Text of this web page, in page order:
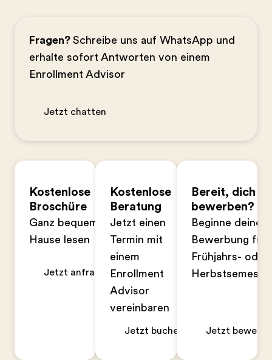
Fragen? Schreibe uns auf WhatsApp und
erhalte sofort Antworten von einem
Enrollment Advisor
Jetzt chatten
Kostenlose
Broschüre
Ganz bequem zu
Hause lesen
Jetzt anfragen
Kostenlose
Beratung
Jetzt einen
Termin mit
einem
Enrollment
Advisor
vereinbaren
Jetzt buchen
Bereit, dich zu
bewerben?
Beginne deine
Bewerbung für
Frühjahrs- oder
Jetzt